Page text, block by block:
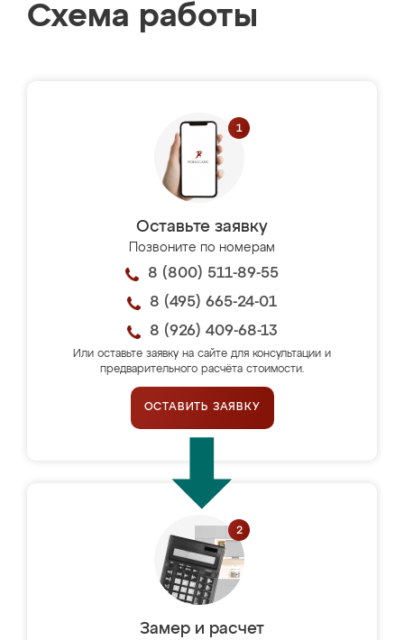
Схема работы
Оставьте заявку
Позвоните по номерам
8 (800) 511-89-55
8 (495) 665-24-01
8 (926) 409-68-13
Или оставьте заявку на сайте для консультации и
предварительного расчёта стоимости.
ОСТАВИТЬ ЗАЯВКУ
Замер и расчет